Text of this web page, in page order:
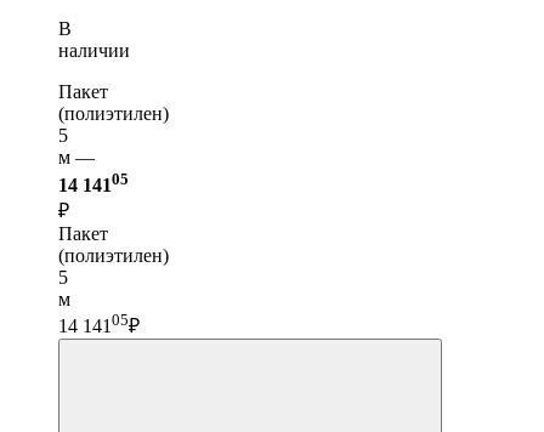
В
наличии
Пакет
(полиэтилен)
5
м —
14 14105
₽
Пакет
(полиэтилен)
5
м
14 141 05₽